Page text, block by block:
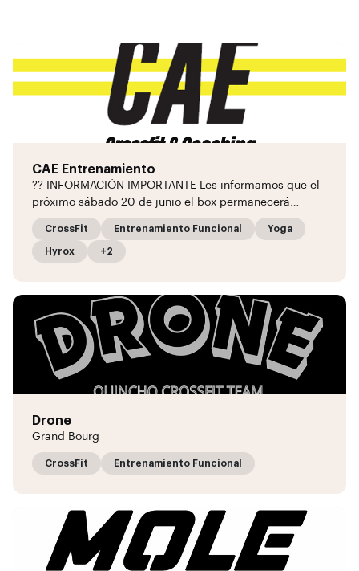
CAE Entrenamiento
?? INFORMACIÓN IMPORTANTE Les informamos que el
próximo sábado 20 de junio el box permanecerá…
CrossFit Entrenamiento Funcional Yoga
Hyrox +2
Drone
Grand Bourg
CrossFit Entrenamiento Funcional